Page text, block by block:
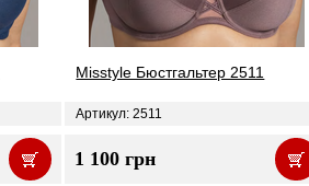
Misstyle Бюстгальтер 2511
Артикул: 2511
1 100 грн